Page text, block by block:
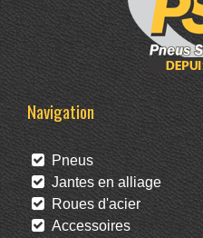
Navigation
Pneus
Jantes en alliage
Roues d'acier
Accessoires